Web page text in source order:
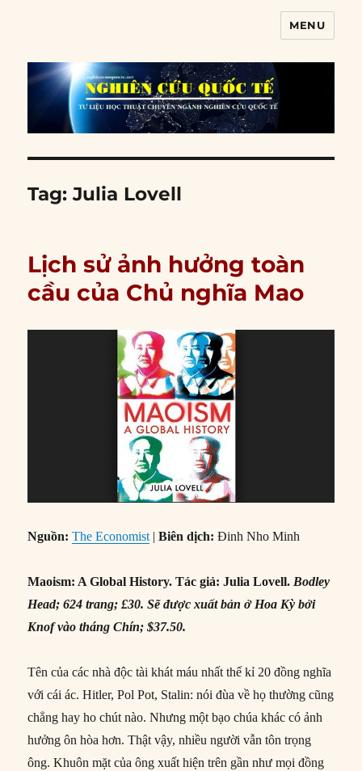
MENU
Tag:Julia Lovell
Lịch sử ảnh hưởng toàn
cầu của Chủ nghĩa Mao
Nguồn:The Economist|Biên dịch:Đinh Nho Minh
Maoism: A Global History. Tác giả: Julia Lovell.Bodley
Head; 624 trang; £30. Sẽ được xuất bản ở Hoa Kỳ bởi
Knof vào tháng Chín; $37.50.
Tên của các nhà độc tài khát máu nhất thế kỉ 20 đồng nghĩa
với cái ác. Hitler, Pol Pot, Stalin: nói đùa về họ thường cũng
chẳng hay ho chút nào. Nhưng một bạo chúa khác có ảnh
hưởng ôn hòa hơn. Thật vậy, nhiều người vẫn tôn trọng
ông. Khuôn mặt của ông xuất hiện trên gần như mọi đồng